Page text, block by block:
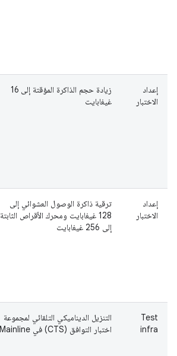
إعداد
الاختبار
زيادة حجم الذاكرة المؤقتة إلى 16
غيغابايت
إعداد
الاختبار
ترقية ذاكرة الوصول العشوائي إلى
128 غيغابايت ومحرك الأقراص الثابتة
إلى 256 غيغابايت
Test
infra
التنزيل الديناميكي التلقائي لمجموعة
اختبار التوافق (CTS) في Mainline